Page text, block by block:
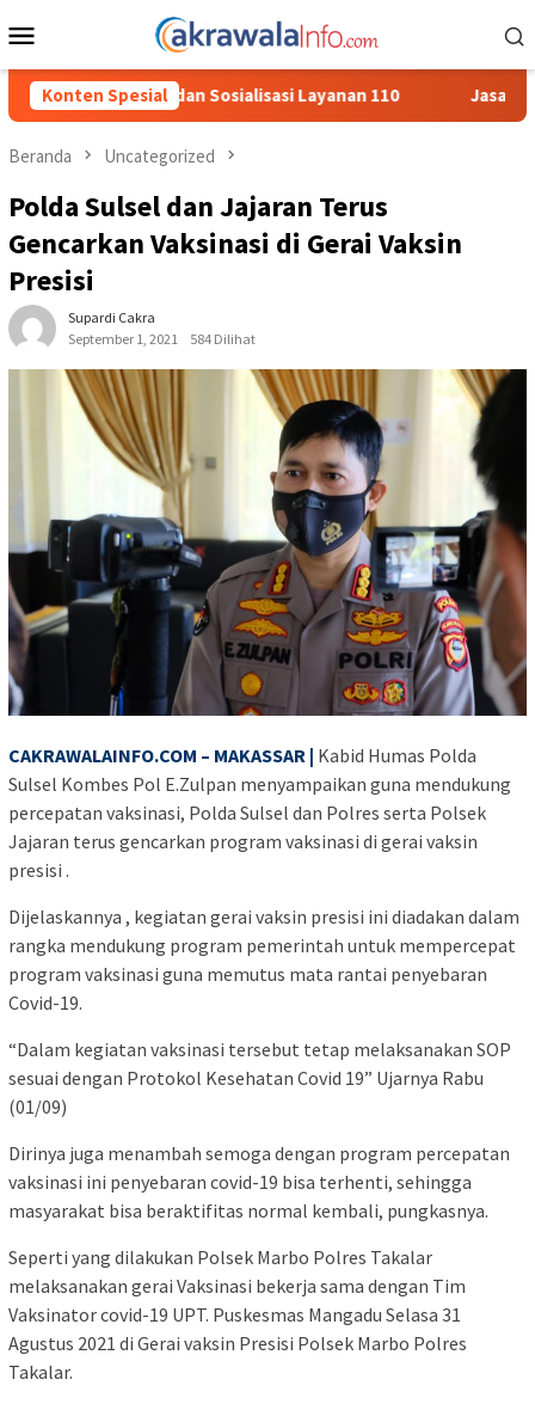
ke
Mobile
Konten Spesial
Layanan 110 Jasa Raharja Serahkan Santunan
Beranda Uncategorized
Polda Sulsel dan Jajaran Terus
Gencarkan Vaksinasi di Gerai Vaksin
Presisi
Supardi Cakra
September 1, 2021
584 Dilihat
CAKRAWALAINFO.COM – MAKASSAR | Kabid Humas Polda
Sulsel Kombes Pol E.Zulpan menyampaikan guna mendukung
percepatan vaksinasi, Polda Sulsel dan Polres serta Polsek
Jajaran terus gencarkan program vaksinasi di gerai vaksin
presisi .
Dijelaskannya , kegiatan gerai vaksin presisi ini diadakan dalam
rangka mendukung program pemerintah untuk mempercepat
program vaksinasi guna memutus mata rantai penyebaran
Covid-19.
“Dalam kegiatan vaksinasi tersebut tetap melaksanakan SOP
sesuai dengan Protokol Kesehatan Covid 19” Ujarnya Rabu
(01/09)
Dirinya juga menambah semoga dengan program percepatan
vaksinasi ini penyebaran covid-19 bisa terhenti, sehingga
masyarakat bisa beraktifitas normal kembali, pungkasnya.
Seperti yang dilakukan Polsek Marbo Polres Takalar
melaksanakan gerai Vaksinasi bekerja sama dengan Tim
Vaksinator covid-19 UPT. Puskesmas Mangadu Selasa 31
Agustus 2021 di Gerai vaksin Presisi Polsek Marbo Polres
Takalar.